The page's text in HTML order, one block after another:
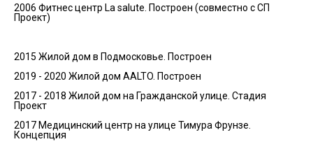
2006 Фитнес центр La salute. Построен (совместно с СП
Проект)
2015 Жилой дом в Подмосковье. Построен
2019 - 2020 Жилой дом AALTO. Построен
2017 - 2018 Жилой дом на Гражданской улице. Стадия
Проект
2017 Медицинский центр на улице Тимура Фрунзе.
Концепция